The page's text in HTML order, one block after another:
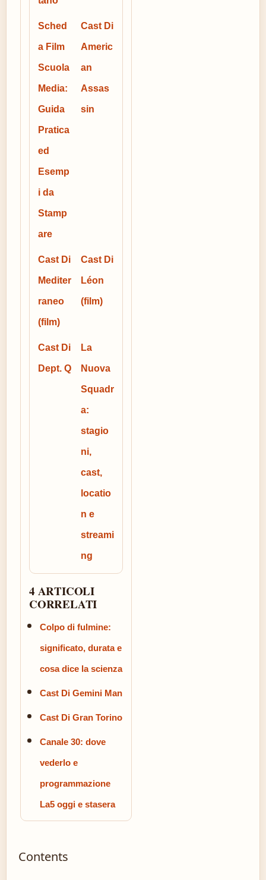
Sched
a Film
Scuola
Media:
Guida
Pratica
ed
Esemp
i da
Stamp
are
Cast Di
Americ
an
Assas
sin
Cast Di
Mediter
raneo
(film)
Cast Di
Léon
(film)
Cast Di
Dept. Q
La
Nuova
Squadr
a:
stagio
ni,
cast,
locatio
n e
streami
ng
4 ARTICOLI
CORRELATI
Colpo di fulmine:
significato, durata e
cosa dice la scienza
Cast Di Gemini Man
Cast Di Gran Torino
Canale 30: dove
vederlo e
programmazione
La5 oggi e stasera
Contents